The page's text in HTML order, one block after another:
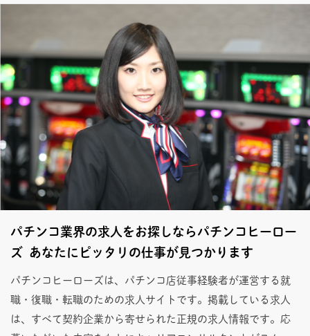
パチンコ業界の求人をお探しならパチンコヒーロー
ズ あなたにピッタリの仕事が見つかります
パチンコヒーローズは、パチンコ店従事経験者が運営する就
職・復職・転職のための求人サイトです。掲載している求人
は、すべて契約企業から寄せられた正規の求人情報です。応